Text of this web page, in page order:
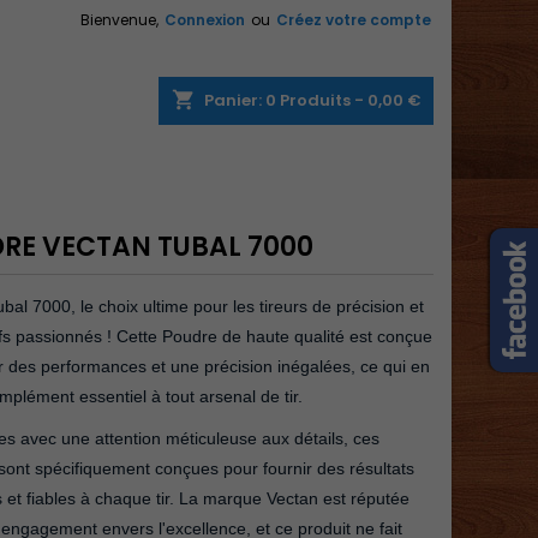
Bienvenue, Connexion ou Créez votre compte
shopping_cart Panier: 0 Produits - 0,00 €
VECTAN TUBAL 7000
7000, le choix ultime pour les tireurs de précision et
passionnés ! Cette Poudre de haute qualité est conçue
des performances et une précision inégalées, ce qui en
essentiel à tout arsenal de tir.
avec une attention méticuleuse aux détails, ces
spécifiquement conçues pour fournir des résultats
et fiables à chaque tir. La marque Vectan est réputée
envers l'excellence, et ce produit ne fait